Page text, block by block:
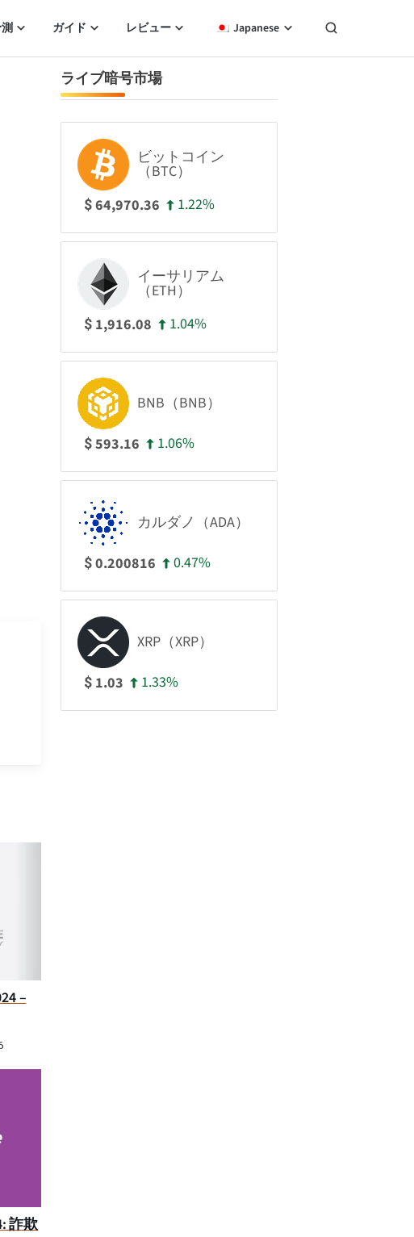
ガイド レビュー Japanese
–
詐欺
ライブ暗号市場
ビットコイン
（BTC）
$64,970.36 1.22%
イーサリアム
（ETH）
$ 1,916.08 1.04%
BNB（BNB）
$593.16 1.06%
カルダノ（ADA）
$0.200816 0.47%
XRP（XRP）
$ 1.03 1.33%